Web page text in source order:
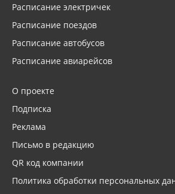
Расписание электричек
Расписание поездов
Расписание автобусов
Расписание авиарейсов
О проекте
Подписка
Реклама
Письмо в редакцию
QR код компании
Политика обработки персональных